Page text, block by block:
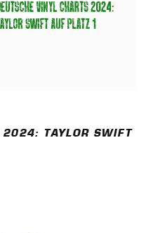
2024: TAYLOR SWIFT